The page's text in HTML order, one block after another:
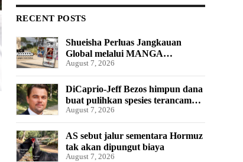
RECENT POSTS
Shueisha Perluas Jangkauan
Global melalui MANGA
MILLION, Platform Manga yang
Tersedia dalam 100 Bahasa
August 7, 2026
DiCaprio-Jeff Bezos himpun dana
buat pulihkan spesies terancam
punah
August 7, 2026
AS sebut jalur sementara Hormuz
tak akan dipungut biaya
August 7, 2026